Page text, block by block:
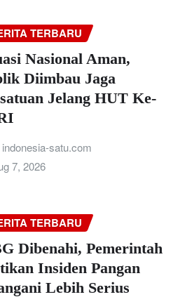
TERBARU
Nasional Aman,
Diimbau Jaga
Jelang HUT Ke-
indonesia-satu.com
7, 2026
TERBARU
Dibenahi, Pemerintah
Insiden Pangan
Lebih Serius